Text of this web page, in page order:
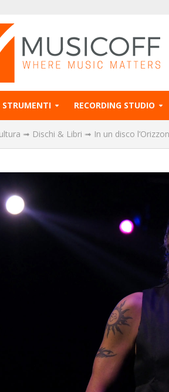
STRUMENTI RECORDING STUDIO
➟ Dischi & Libri ➟ In un disco